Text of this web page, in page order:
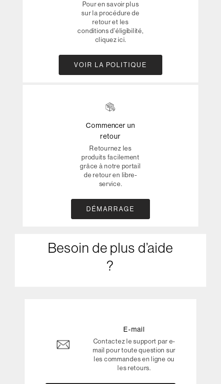
Pour en savoir plus
sur la procédure de
retour et les
conditions d'éligibilité,
cliquez ici.
VOIR LA POLITIQUE
Commencer un
retour
Retournez les
produits facilement
grâce à notre portail
de retour en libre-
service.
DÉMARRAGE
Besoin de plus d’aide
?
E-mail
Contactez le support par e-
mail pour toute question sur
les commandes en ligne ou
les retours.